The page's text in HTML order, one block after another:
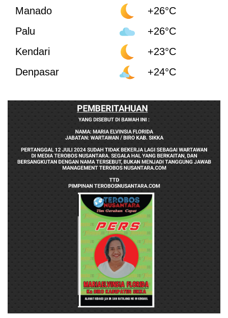
Manado
+26°C
Palu
+26°C
Kendari
+23°C
Denpasar
+24°C